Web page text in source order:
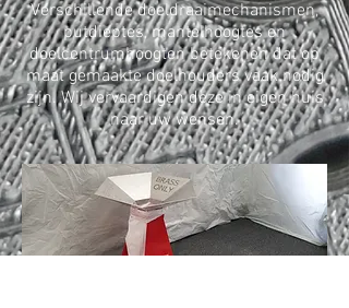
Verschillende doeldraaimechanismen,
putdieptes, mantelhoogtes en
doelcentrumhoogten betekenen dat op
maat gemaakte doelhouders vaak nodig
zijn. Wij vervaardigen deze in eigen huis
naar uw wensen.